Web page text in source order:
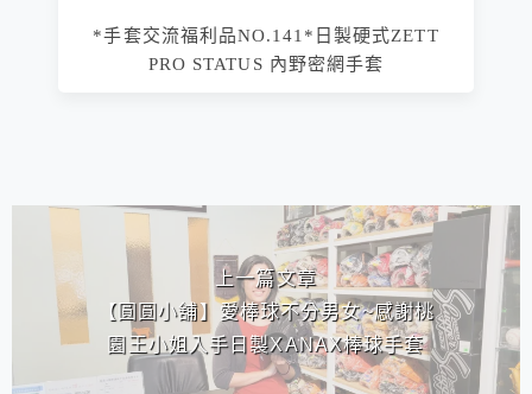
*手套交流福利品NO.141*日製硬式ZETT
PRO STATUS 內野密網手套
上一篇文章
【圓圓小舖】愛棒球不分男女~感謝桃
園王小姐入手日製XANAX棒球手套